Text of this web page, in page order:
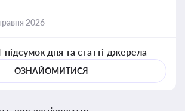
2026
дня та статті-джерела
ОЗНАЙОМИТИСЯ